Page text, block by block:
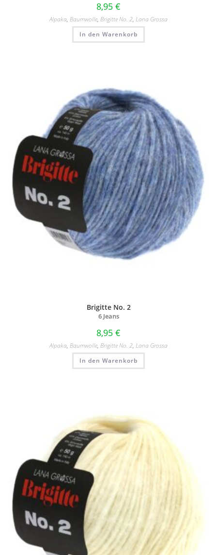
8,95 €
Alpaka, Baumwolle, Brigitte No. 2, Lana Grossa
In den Warenkorb
Brigitte No. 2
6 Jeans
8,95 €
Alpaka, Baumwolle, Brigitte No. 2, Lana Grossa
In den Warenkorb